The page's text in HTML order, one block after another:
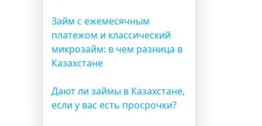
Займ с ежемесячным
платежом и классический
микрозайм: в чем разница в
Казахстане
Дают ли займы в Казахстане,
если у вас есть просрочки?